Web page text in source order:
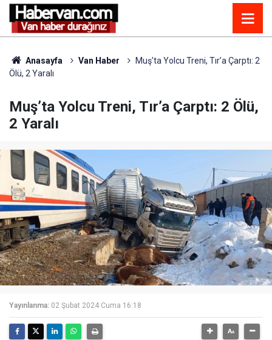
Anasayfa Van Haber
Muş’ta Yolcu Treni, Tır’a Çarptı: 2
Ölü, 2 Yaralı
Muş’ta Yolcu Treni, Tır’a Çarptı: 2 Ölü,
2 Yaralı
Yayınlanma: 02 Şubat 2024 Cuma 16:18